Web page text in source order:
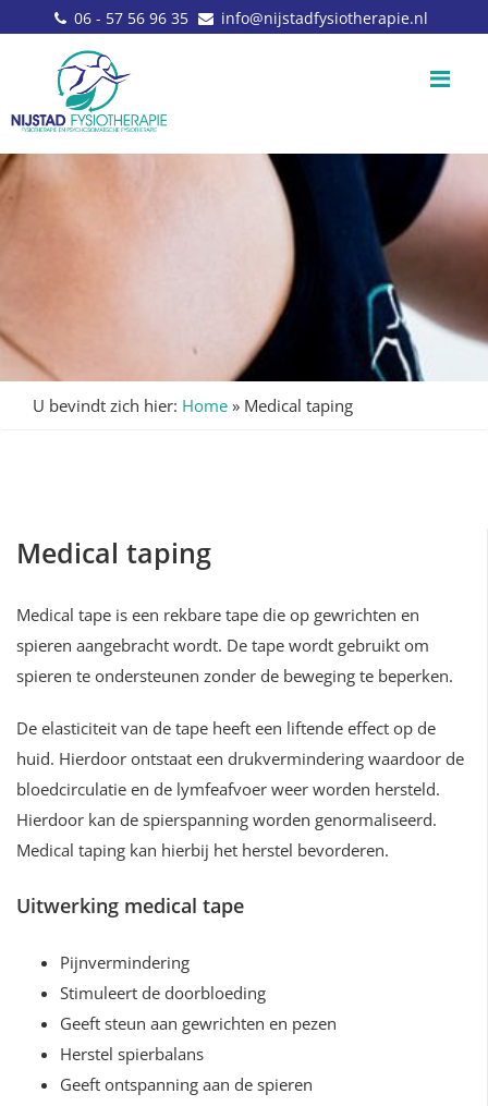
06 - 57 56 96 35 info@nijstadfysiotherapie.nl
U bevindt zich hier: Home » Medical taping
Medical taping
Medical tape is een rekbare tape die op gewrichten en
spieren aangebracht wordt. De tape wordt gebruikt om
spieren te ondersteunen zonder de beweging te beperken.
De elasticiteit van de tape heeft een liftende effect op de
huid. Hierdoor ontstaat een drukvermindering waardoor de
bloedcirculatie en de lymfeafvoer weer worden hersteld.
Hierdoor kan de spierspanning worden genormaliseerd.
Medical taping kan hierbij het herstel bevorderen.
Uitwerking medical tape
Pijnvermindering
Stimuleert de doorbloeding
Geeft steun aan gewrichten en pezen
Herstel spierbalans
Geeft ontspanning aan de spieren